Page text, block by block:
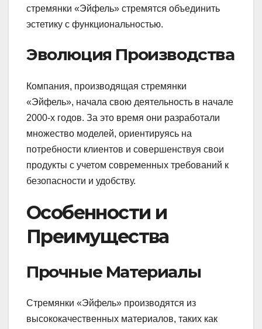
стремянки «Эйфель» стремятся объединить
эстетику с функциональностью.
Эволюция Производства
Компания, производящая стремянки
«Эйфель», начала свою деятельность в начале
2000-х годов. За это время они разработали
множество моделей, ориентируясь на
потребности клиентов и совершенствуя свои
продукты с учетом современных требований к
безопасности и удобству.
Особенности и
Преимущества
Прочные Материалы
Стремянки «Эйфель» производятся из
высококачественных материалов, таких как